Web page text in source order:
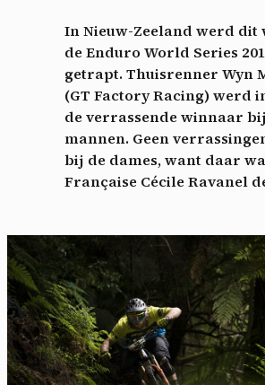
In Nieuw-Zeeland werd dit
de Enduro World Series
getrapt. Thuisrenner Wyn
(GT Factory Racing) werd
de verrassende winnaar
mannen. Geen
bij de dames, want daar
Française Cécile Ravanel